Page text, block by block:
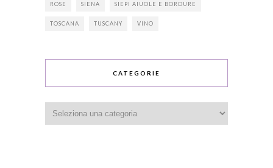
ROSE SIENA SIEPI AIUOLE E BORDURE
TOSCANA TUSCANY VINO
CATEGORIE